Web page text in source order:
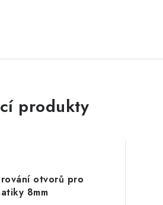
produkty
otvorů pro
8mm